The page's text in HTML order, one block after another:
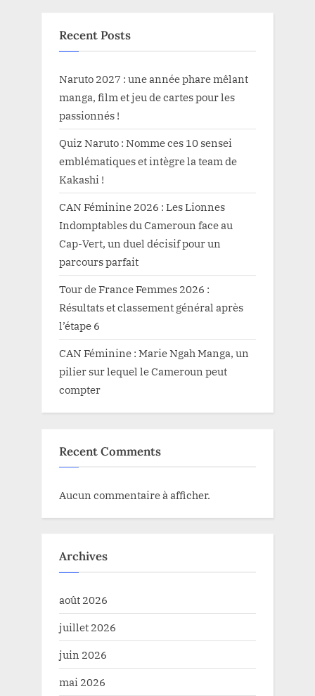
Recent Posts
Naruto 2027 : une année phare mêlant
manga, film et jeu de cartes pour les
passionnés !
Quiz Naruto : Nomme ces 10 sensei
emblématiques et intègre la team de
Kakashi !
CAN Féminine 2026 : Les Lionnes
Indomptables du Cameroun face au
Cap-Vert, un duel décisif pour un
parcours parfait
Tour de France Femmes 2026 :
Résultats et classement général après
l’étape 6
CAN Féminine : Marie Ngah Manga, un
pilier sur lequel le Cameroun peut
compter
Recent Comments
Aucun commentaire à afficher.
Archives
août 2026
juillet 2026
juin 2026
mai 2026